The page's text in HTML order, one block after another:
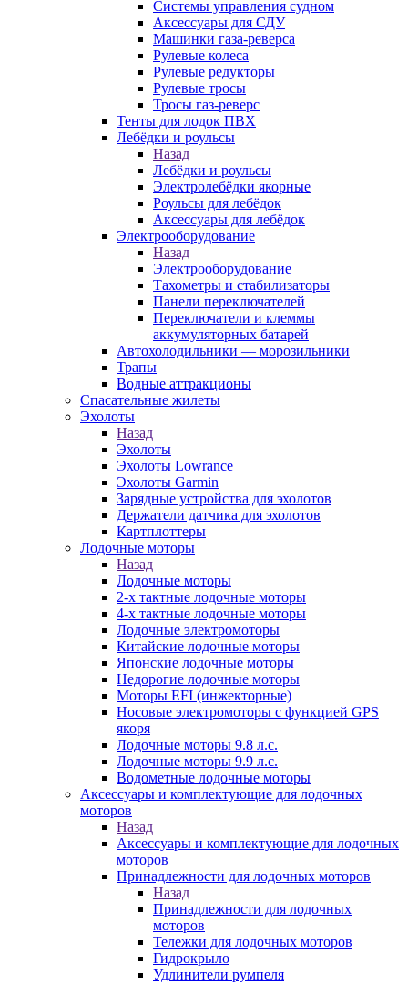
Системы управления судном
Аксессуары для СДУ
Машинки газа-реверса
Рулевые колеса
Рулевые редукторы
Рулевые тросы
Тросы газ-реверс
Тенты для лодок ПВХ
Лебёдки и роульсы
Назад
Лебёдки и роульсы
Электролебёдки якорные
Роульсы для лебёдок
Аксессуары для лебёдок
Электрооборудование
Назад
Электрооборудование
Тахометры и стабилизаторы
Панели переключателей
Переключатели и клеммы
аккумуляторных батарей
Автохолодильники — морозильники
Трапы
Водные аттракционы
Спасательные жилеты
Эхолоты
Назад
Эхолоты
Эхолоты Lowrance
Эхолоты Garmin
Зарядные устройства для эхолотов
Держатели датчика для эхолотов
Картплоттеры
Лодочные моторы
Назад
Лодочные моторы
2-х тактные лодочные моторы
4-х тактные лодочные моторы
Лодочные электромоторы
Китайские лодочные моторы
Японские лодочные моторы
Недорогие лодочные моторы
Моторы EFI (инжекторные)
Носовые электромоторы с функцией GPS
якоря
Лодочные моторы 9.8 л.с.
Лодочные моторы 9.9 л.с.
Водометные лодочные моторы
Аксессуары и комплектующие для лодочных
моторов
Назад
Аксессуары и комплектующие для лодочных
моторов
Принадлежности для лодочных моторов
Назад
Принадлежности для лодочных
моторов
Тележки для лодочных моторов
Гидрокрыло
Удлинители румпеля